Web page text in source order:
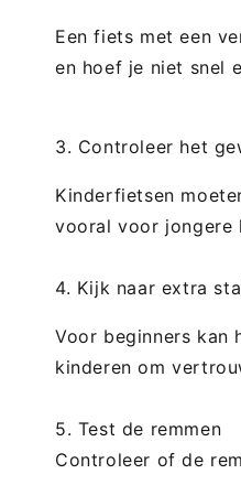
Een fiets met een
en hoef je niet snel
3. Controleer het
Kinderfietsen
vooral voor jongere
4. Kijk naar extra
Voor beginners kan
kinderen om
5. Test de remmen
Controleer of de